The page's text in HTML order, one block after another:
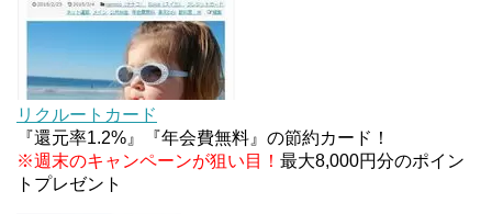
つ
【2026年夏】dポイント交換キャンペーンが見逃せ
ない！最大15%増量のチャンス。8/1~31あたりまで
リクルートカード
『還元率1.2%』『年会費無料』の節約カード！
※週末のキャンペーンが狙い目！ 最大8,000円分のポイン
トプレゼント